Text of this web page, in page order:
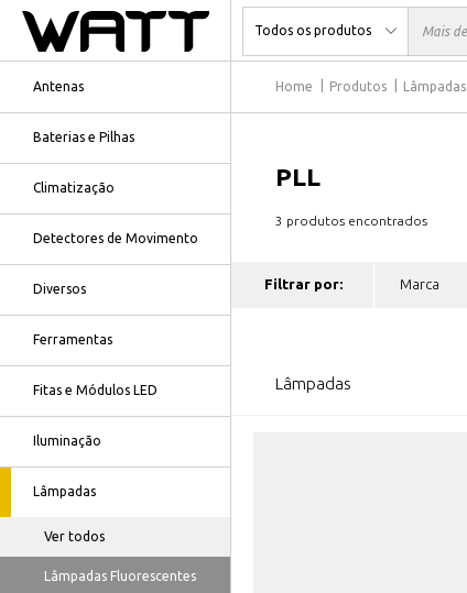
Antenas
Baterias e Pilhas
Climatização
Detectores de Movimento
Diversos
Ferramentas
Fitas e Módulos LED
Iluminação
Lâmpadas
Ver todos
Lâmpadas Fluorescentes
Home Produtos Lâmpadas
PLL
Filtrar por:
3 produtos encontrados
Lâmpadas